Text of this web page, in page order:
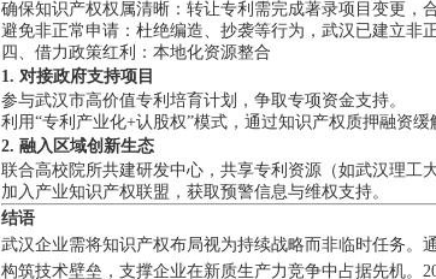
确保知识产权权属清晰：转让专利需完成著录项目变更，
避免非正常申请：杜绝编造、抄袭等行为，武汉已建立非
四、借力政策红利：本地化资源整合
1. 对接政府支持项目
参与武汉市高价值专利培育计划，争取专项资金支持。
利用“专利产业化+认股权”模式，通过知识产权质押融资缓
2. 融入区域创新生态
联合高校院所共建研发中心，共享专利资源（如武汉理工
加入产业知识产权联盟，获取预警信息与维权支持。
结语
武汉企业需将知识产权布局视为持续战略而非临时任务。
构筑技术壁垒，支撑企业在新质生产力竞争中占据先机。